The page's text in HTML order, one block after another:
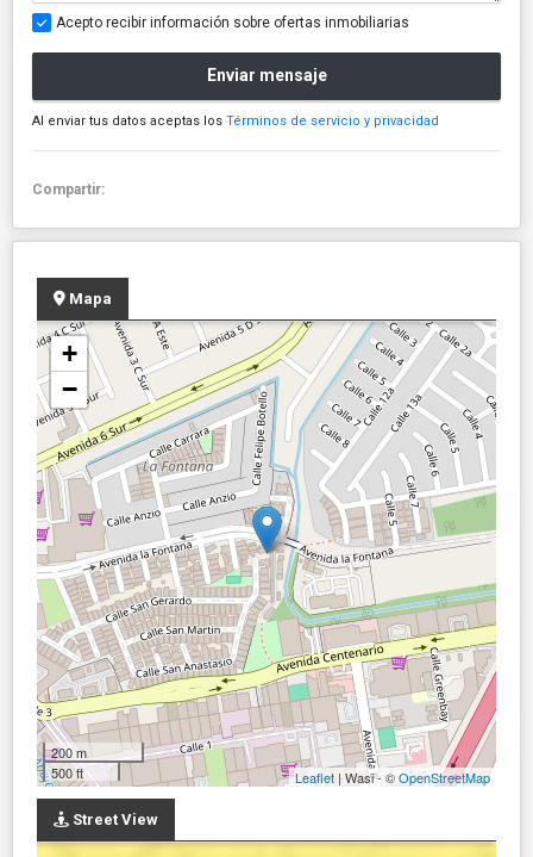
Acepto recibir información sobre ofertas inmobiliarias
Enviar mensaje
Al enviar tus datos aceptas los Términos de servicio y privacidad
Compartir:
Mapa
+
−
200 m
500 ft
Leaflet | Wasi - ©OpenStreetMap
Street View